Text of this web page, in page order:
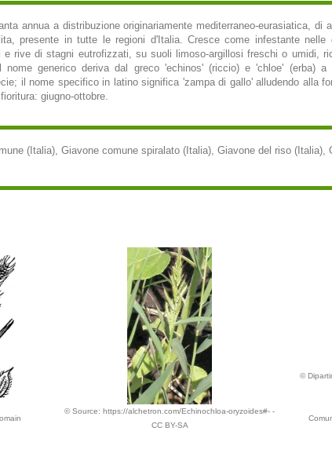
annua a distribuzione originariamente mediterraneo-eurasiatica, di
presente in tutte le regioni d'Italia. Cresce come infestante
e rive di stagni eutrofizzati, su suoli limoso-argillosi freschi o umidi,
nome generico deriva dal greco 'echinos' (riccio) e 'chloe' (erba)
il nome specifico in latino significa 'zampa di gallo' alludendo alla
giugno-ottobre.
(Italia), Giavone comune spiralato (Italia), Giavone del riso (Italia),
© Source: https://alchetron.com/Echinochloa-oryzoides#- -
CC BY-SA
©